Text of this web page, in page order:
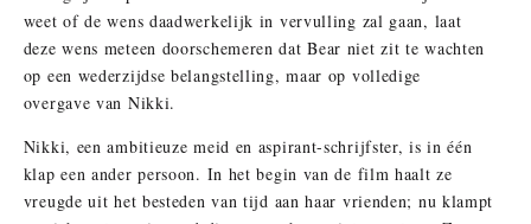
weet of de wens daadwerkelijk in vervulling zal gaan, laat
deze wens meteen doorschemeren dat Bear niet zit te wachten
op een wederzijdse belangstelling, maar op volledige
overgave van Nikki.
Nikki, een ambitieuze meid en aspirant-schrijfster, is in één
klap een ander persoon. In het begin van de film haalt ze
vreugde uit het besteden van tijd aan haar vrienden; nu klampt